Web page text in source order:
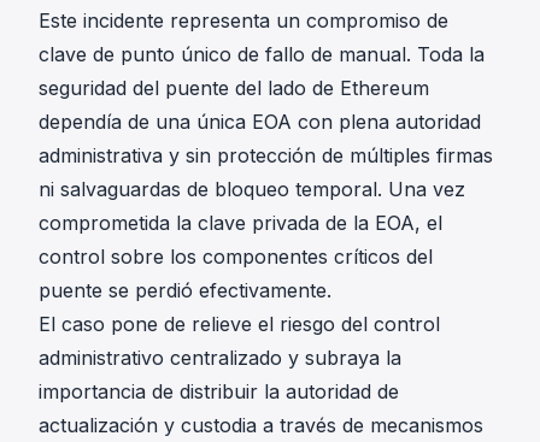
Este incidente representa un compromiso de
clave de punto único de fallo de manual. Toda la
seguridad del puente del lado de Ethereum
dependía de una única EOA con plena autoridad
administrativa y sin protección de múltiples firmas
ni salvaguardas de bloqueo temporal. Una vez
comprometida la clave privada de la EOA, el
control sobre los componentes críticos del
puente se perdió efectivamente.
El caso pone de relieve el riesgo del control
administrativo centralizado y subraya la
importancia de distribuir la autoridad de
actualización y custodia a través de mecanismos